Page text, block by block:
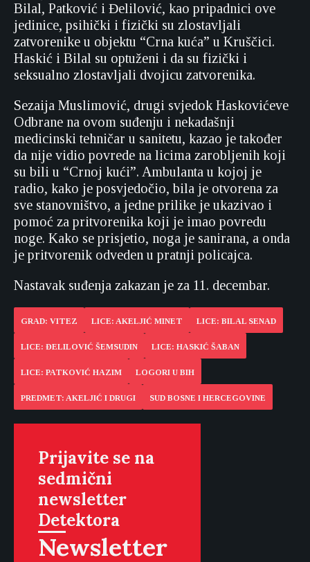
Bilal, Patković i Đelilović, kao pripadnici ove
jedinice, psihički i fizički su zlostavljali
zatvorenike u objektu “Crna kuća” u Kruščici.
Haskić i Bilal su optuženi i da su fizički i
seksualno zlostavljali dvojicu zatvorenika.
Sezaija Muslimović, drugi svjedok Haskovićeve
Odbrane na ovom suđenju i nekadašnji
medicinski tehničar u sanitetu, kazao je također
da nije vidio povrede na licima zarobljenih koji
su bili u “Crnoj kući”. Ambulanta u kojoj je
radio, kako je posvjedočio, bila je otvorena za
sve stanovništvo, a jedne prilike je ukazivao i
pomoć za pritvorenika koji je imao povredu
noge. Kako se prisjetio, noga je sanirana, a onda
je pritvorenik odveden u pratnji policajca.
Nastavak suđenja zakazan je za 11. decembar.
GRAD: VITEZ LICE: AKELJIĆ MINET LICE: BILAL SENAD
LICE: ĐELILOVIĆ ŠEMSUDIN LICE: HASKIĆ ŠABAN
LICE: PATKOVIĆ HAZIM LOGORI U BIH
PREDMET: AKELJIĆ I DRUGI SUD BOSNE I HERCEGOVINE
Prijavite se na
sedmični
newsletter
Detektora
Newsletter